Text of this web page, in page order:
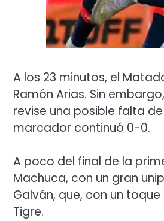
A los 23 minutos, el
Ramón Arias. Sin
revise una posible falta
marcador continuó 0-0.
A poco del final de la
Machuca, con un gran
Galván, que, con un
Tigre.